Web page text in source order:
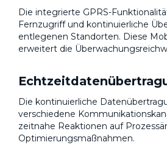
Die integrierte GPRS-
Fernzugriff und kontinuierliche
entlegenen Standorten. Diese
erweitert die
Die kontinuierliche
verschiedene
zeitnahe Reaktionen auf
Optimierungsmaßnahmen.